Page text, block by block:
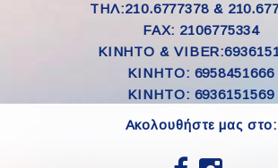
ΤΗΛ:210.6777378 &
FAX: 2106775334
ΚΙΝΗΤΟ &
KINHTO: 6958451666
KINHTO: 6936151569
Ακολουθήστε μας στο: